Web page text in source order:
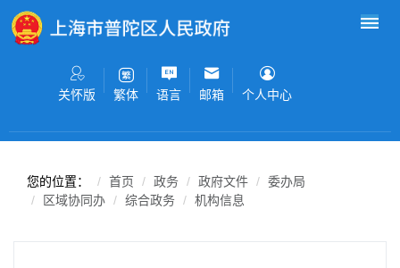
无障碍操作说明
关怀版 繁体 语言 邮箱 个人中心
您的位置： 首页 政务 政府文件
委办局
区域协同办
综合政务 机构信息